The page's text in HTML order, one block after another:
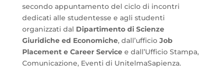
secondo appuntamento del ciclo di incontri
dedicati alle studentesse e agli studenti
organizzati dal Dipartimento di Scienze
Giuridiche ed Economiche, dall’ufficio Job
Placement e Career Servicee dall’Ufficio Stampa,
Comunicazione, Eventi di UnitelmaSapienza.